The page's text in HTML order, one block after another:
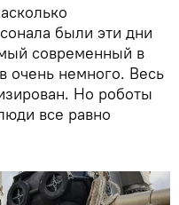
были эти дни
современный в
очень немного. Весь
Но роботы
все равно